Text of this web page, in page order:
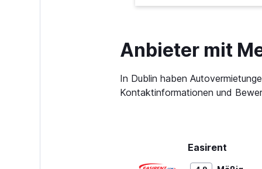
Anbieter mit
In Dublin haben
Kontaktinformationen und
Easirent